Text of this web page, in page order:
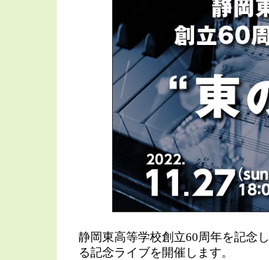
静岡東高等学校創立60周年を記念
る記念ライブを開催します。